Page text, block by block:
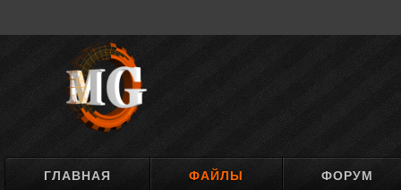
ГЛАВНАЯ ФАЙЛЫ ФОРУМ